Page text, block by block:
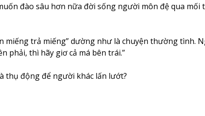
đào sâu hơn nữa đời sống người môn đệ qua
miếng trả miếng” dường như là chuyện thường tình.
phải, thì hãy giơ cả má bên trái.”
thụ động để người khác lấn lướt?